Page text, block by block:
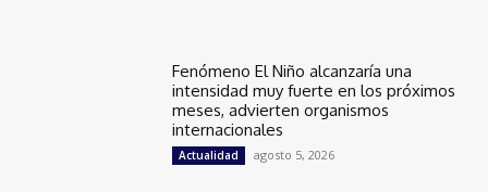
Fenómeno El Niño alcanzaría una
intensidad muy fuerte en los próximos
meses, advierten organismos
internacionales
Actualidad agosto 5, 2026